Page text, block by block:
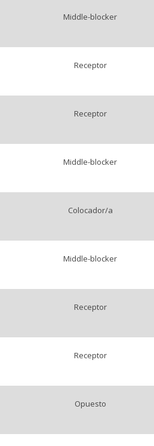
Middle-blocker
Receptor
Receptor
Middle-blocker
Colocador/a
Middle-blocker
Receptor
Receptor
Opuesto